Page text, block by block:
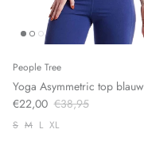
People Tree
Yoga Asymmetric top blauw
€22,00 €38,95
S M L XL